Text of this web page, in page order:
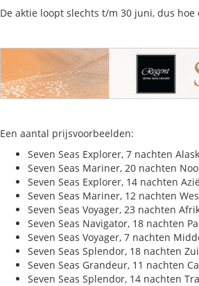
De aktie loopt slechts t/m 30 juni, dus
Een aantal prijsvoorbeelden:
Seven Seas Explorer, 7 nachten
Seven Seas Mariner, 20 nachten
Seven Seas Explorer, 14 nachten
Seven Seas Mariner, 12 nachten
Seven Seas Voyager, 23 nachten
Seven Seas Navigator, 18 nachten
Seven Seas Voyager, 7 nachten
Seven Seas Splendor, 18 nachten
Seven Seas Grandeur, 11 nachten
Seven Seas Splendor, 14 nachten